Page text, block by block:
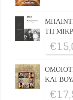
ΤΗ
€
ΚΑΙ
€